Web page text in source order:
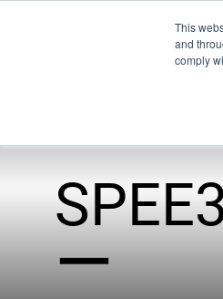
This
and
comply
ー